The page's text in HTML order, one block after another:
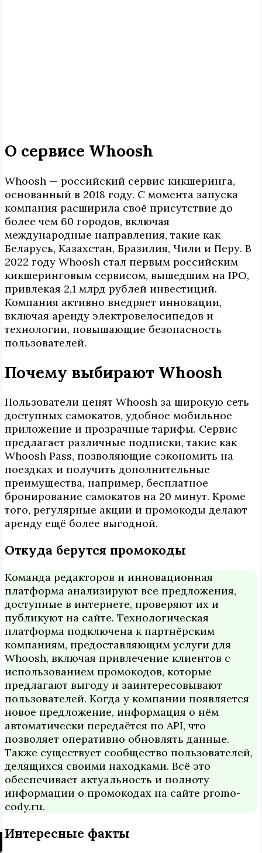
О сервисе Whoosh
Whoosh — российский сервис кикшеринга,
основанный в 2018 году. С момента запуска
компания расширила своё присутствие до
более чем 60 городов, включая
международные направления, такие как
Беларусь, Казахстан, Бразилия, Чили и Перу. В
2022 году Whoosh стал первым российским
кикшеринговым сервисом, вышедшим на IPO,
привлекая 2,1 млрд рублей инвестиций.
Компания активно внедряет инновации,
включая аренду электровелосипедов и
технологии, повышающие безопасность
пользователей.
Почему выбирают Whoosh
Пользователи ценят Whoosh за широкую сеть
доступных самокатов, удобное мобильное
приложение и прозрачные тарифы. Сервис
предлагает различные подписки, такие как
Whoosh Pass, позволяющие сэкономить на
поездках и получить дополнительные
преимущества, например, бесплатное
бронирование самокатов на 20 минут. Кроме
того, регулярные акции и промокоды делают
аренду ещё более выгодной.
Откуда берутся промокоды
Команда редакторов и инновационная
платформа анализируют все предложения,
доступные в интернете, проверяют их и
публикуют на сайте. Технологическая
платформа подключена к партнёрским
компаниям, предоставляющим услуги для
Whoosh, включая привлечение клиентов с
использованием промокодов, которые
предлагают выгоду и заинтересовывают
пользователей. Когда у компании появляется
новое предложение, информация о нём
автоматически передаётся по API, что
позволяет оперативно обновлять данные.
Также существует сообщество пользователей,
делящихся своими находками. Всё это
обеспечивает актуальность и полноту
информации о промокодах на сайте promo-
cody.ru.
Интересные факты